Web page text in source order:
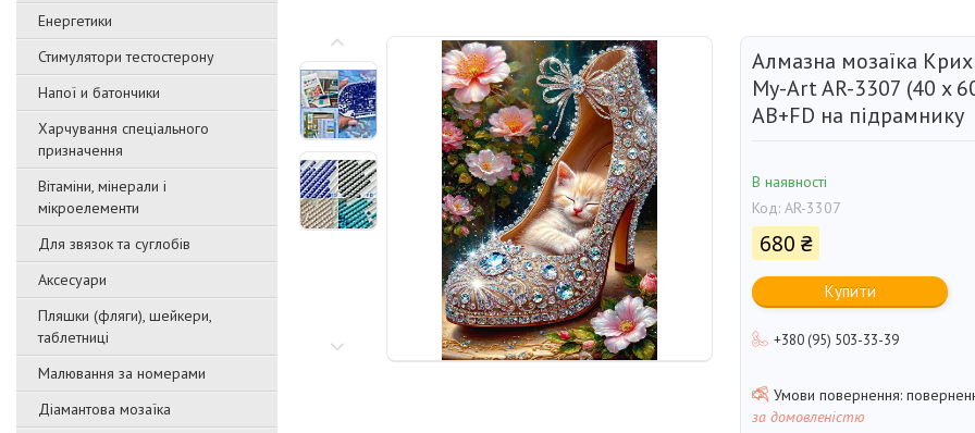
Енергетики
Стимулятори тестостерону
Напої и батончики
Харчування спеціального
призначення
Вітаміни, мінерали і
мікроелементи
Для звязок та суглобів
Аксесуари
Пляшки (фляги), шейкери,
таблетниці
Малювання за номерами
Діамантова мозаїка
Алмазна мозаїка
My-Art AR-3307 (40 x
AB+FD на підрамнику
В наявності
Код: AR-3307
680 ₴
Купити
+380 (95) 503-33-39
за домовленістю